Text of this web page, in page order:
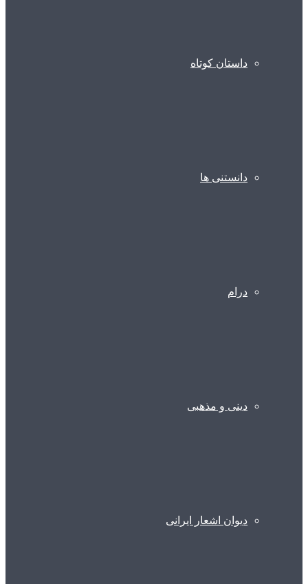
داستان کوتاه
دانستنی ها
درام
دینی و مذهبی
دیوان اشعار ایرانی